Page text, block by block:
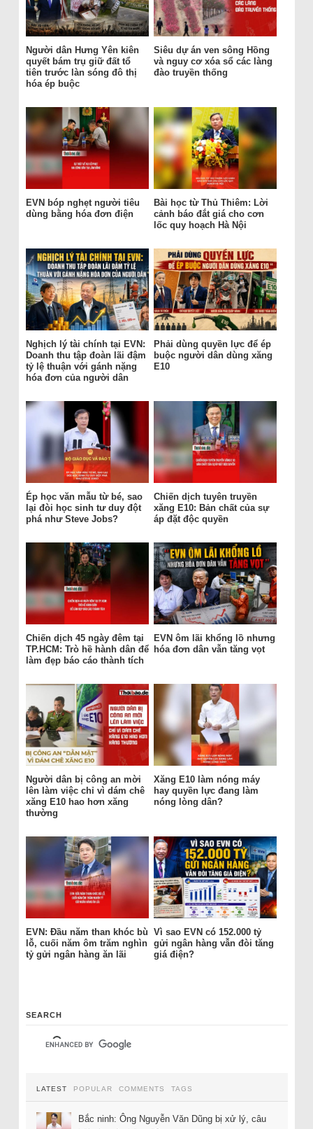
Người dân Hưng Yên kiên
quyết bám trụ giữ đất tổ
tiên trước làn sóng đô thị
hóa ép buộc
Siêu dự án ven sông Hồng
và nguy cơ xóa sổ các làng
đào truyền thống
EVN bóp nghẹt người tiêu
dùng bằng hóa đơn điện
Bài học từ Thủ Thiêm: Lời
cảnh báo đắt giá cho cơn
lốc quy hoạch Hà Nội
Nghịch lý tài chính tại EVN:
Doanh thu tập đoàn lãi đậm
tỷ lệ thuận với gánh nặng
hóa đơn của người dân
Phải dùng quyền lực để ép
buộc người dân dùng xăng
E10
Ép học văn mẫu từ bé, sao
lại đòi học sinh tư duy đột
phá như Steve Jobs?
Chiến dịch tuyên truyền
xăng E10: Bản chất của sự
áp đặt độc quyền
Chiến dịch 45 ngày đêm tại
TP.HCM: Trò hề hành dân để
làm đẹp báo cáo thành tích
EVN ôm lãi khổng lồ nhưng
hóa đơn dân vẫn tăng vọt
Người dân bị công an mời
lên làm việc chỉ vì dám chê
xăng E10 hao hơn xăng
thường
Xăng E10 làm nóng máy
hay quyền lực đang làm
nóng lòng dân?
EVN: Đầu năm than khóc bù
lỗ, cuối năm ôm trăm nghìn
tỷ gửi ngân hàng ăn lãi
Vì sao EVN có 152.000 tỷ
gửi ngân hàng vẫn đòi tăng
giá điện?
SEARCH
LATEST POPULAR COMMENTS TAGS
Bắc ninh: Ông Nguyễn Văn Dũng bị xử lý, câu